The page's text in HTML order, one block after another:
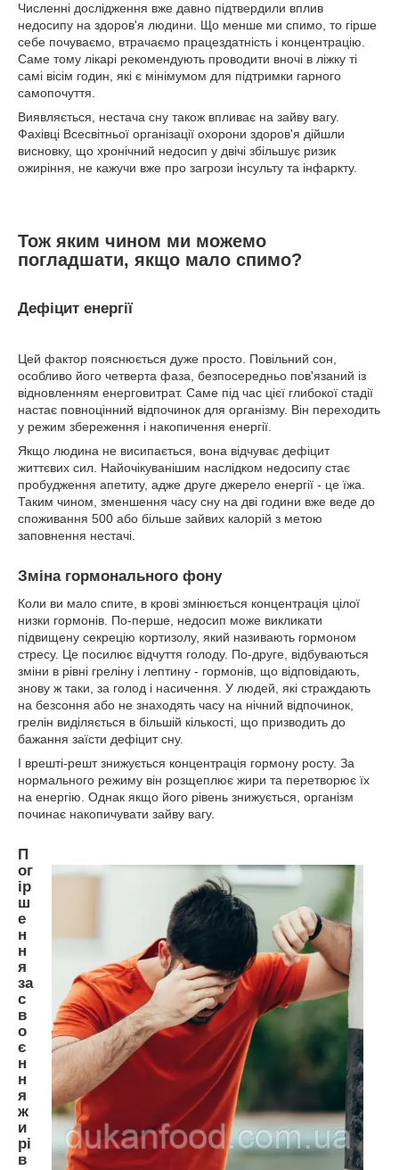
Численні дослідження вже давно підтвердили вплив
недосипу на здоров'я людини. Що менше ми спимо, то гірше
себе почуваємо, втрачаємо працездатність і концентрацію.
Саме тому лікарі рекомендують проводити вночі в ліжку ті
самі вісім годин, які є мінімумом для підтримки гарного
самопочуття.
Виявляється, нестача сну також впливає на зайву вагу.
Фахівці Всесвітньої організації охорони здоров'я дійшли
висновку, що хронічний недосип у двічі збільшує ризик
ожиріння, не кажучи вже про загрози інсульту та інфаркту.
Тож яким чином ми можемо
погладшати, якщо мало спимо?
Дефіцит енергії
Цей фактор пояснюється дуже просто. Повільний сон,
особливо його четверта фаза, безпосередньо пов'язаний із
відновленням енерговитрат. Саме під час цієї глибокої стадії
настає повноцінний відпочинок для організму. Він переходить
у режим збереження і накопичення енергії.
Якщо людина не висипається, вона відчуває дефіцит
життєвих сил. Найочікуванішим наслідком недосипу стає
пробудження апетиту, адже друге джерело енергії - це їжа.
Таким чином, зменшення часу сну на дві години вже веде до
споживання 500 або більше зайвих калорій з метою
заповнення нестачі.
Зміна гормонального фону
Коли ви мало спите, в крові змінюється концентрація цілої
низки гормонів. По-перше, недосип може викликати
підвищену секрецію кортизолу, який називають гормоном
стресу. Це посилює відчуття голоду. По-друге, відбуваються
зміни в рівні греліну і лептину - гормонів, що відповідають,
знову ж таки, за голод і насичення. У людей, які страждають
на безсоння або не знаходять часу на нічний відпочинок,
грелін виділяється в більшій кількості, що призводить до
бажання заїсти дефіцит сну.
І врешті-решт знижується концентрація гормону росту. За
нормального режиму він розщеплює жири та перетворює їх
на енергію. Однак якщо його рівень знижується, організм
починає накопичувати зайву вагу.
П
ог
ір
ш
е
н
н
я
за
с
в
о
є
н
н
я
ж
и
рі
в